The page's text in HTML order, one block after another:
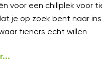
voor een chillplek voor
je op zoek bent naar
tieners echt willen